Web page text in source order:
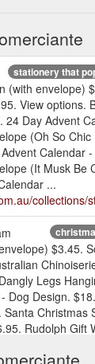
stationery that
(with envelope)
View options.
24 Day Advent
(Oh So
Calendar
(It Musk Be
...
collections/
$3.45.
Legs
Dog Design.
Christmas
Rudolph Gift
collections/